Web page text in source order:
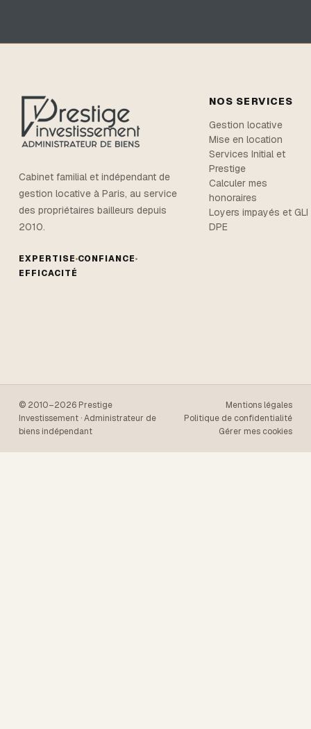
Cabinet familial et indépendant de
gestion locative à Paris, au service
des propriétaires bailleurs depuis
2010.
EXPERTISE CONFIANCE
EFFICACITÉ
NOS SERVICES
Gestion locative
Mise en location
Services Initial et
Prestige
Calculer mes
honoraires
Loyers impayés et GLI
DPE
© 2010–2026 Prestige
Investissement · Administrateur de
biens indépendant
Mentions légales
Politique de confidentialité
Gérer mes cookies